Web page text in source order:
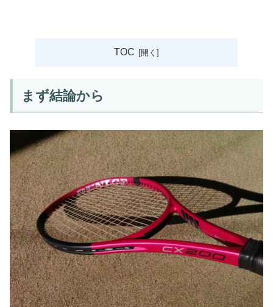
TOC
まず結論から